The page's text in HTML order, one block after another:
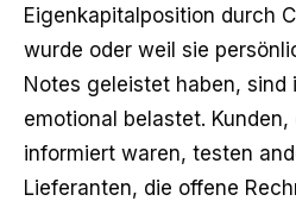
Eigenkapitalposition durch
wurde oder weil sie
Notes geleistet haben, sind
emotional belastet. Kunden,
informiert waren, testen
Lieferanten, die offene